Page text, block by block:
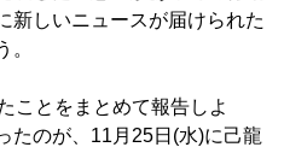
新しいニュースが届けられた
。
ことをまとめて報告しよ
たのが、11月25日(水)に己龍